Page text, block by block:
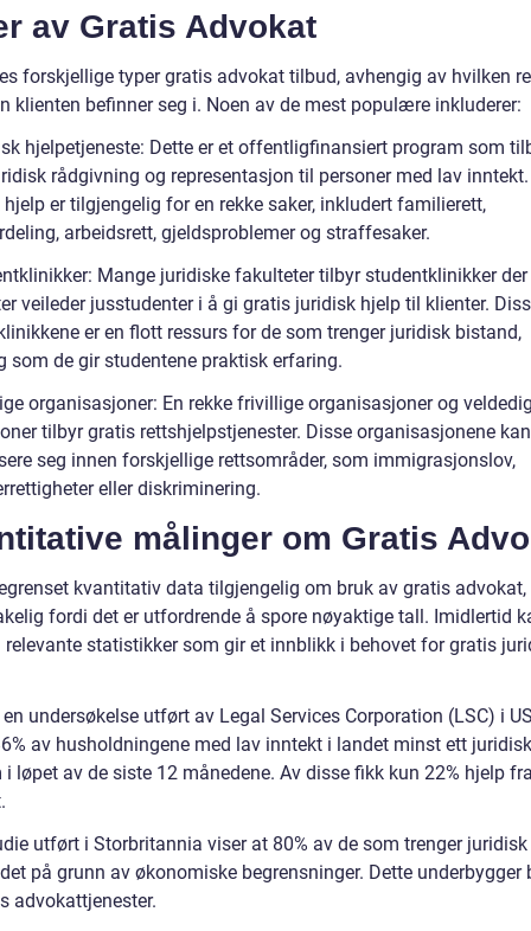
av Gratis Advokat
forskjellige typer gratis advokat tilbud, avhengig av hvilken
klienten befinner seg i. Noen av de mest populære inkluderer:
hjelpetjeneste: Dette er et offentligfinansiert program som
rådgivning og representasjon til personer med lav inntekt.
er tilgjengelig for en rekke saker, inkludert familierett,
arbeidsrett, gjeldsproblemer og straffesaker.
Mange juridiske fakulteter tilbyr studentklinikker
veileder jusstudenter i å gi gratis juridisk hjelp til klienter.
er en flott ressurs for de som trenger juridisk bistand,
som de gir studentene praktisk erfaring.
organisasjoner: En rekke frivillige organisasjoner og
tilbyr gratis rettshjelpstjenester. Disse organisasjonene kan
seg innen forskjellige rettsområder, som immigrasjonslov,
eller diskriminering.
målinger om Gratis
kvantitativ data tilgjengelig om bruk av gratis advokat,
fordi det er utfordrende å spore nøyaktige tall. Imidlertid
relevante statistikker som gir et innblikk i behovet for gratis
undersøkelse utført av Legal Services Corporation (LSC) i
av husholdningene med lav inntekt i landet minst ett juridisk
i løpet av de siste 12 månedene. Av disse fikk kun 22% hjelp
utført i Storbritannia viser at 80% av de som trenger juridisk
på grunn av økonomiske begrensninger. Dette underbygger
advokattjenester.